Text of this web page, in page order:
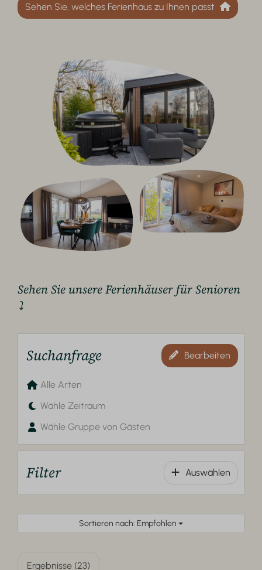
Sehen Sie, welches Ferienhaus zu Ihnen passt
Sehen Sie unsere Ferienhäuser für Senioren
⤵
Suchanfrage Bearbeiten
Alle Arten
Wähle Zeitraum
Wähle Gruppe von Gästen
Filter Auswählen
Sortieren nach: Empfohlen
Ergebnisse (23)